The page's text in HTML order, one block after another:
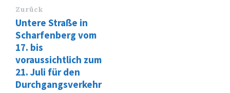
Zurück
Untere Straße in
Scharfenberg vom
17. bis
voraussichtlich zum
21. Juli für den
Durchgangsverkehr